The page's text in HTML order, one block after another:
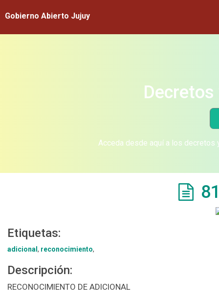
Gobierno Abierto Jujuy
Acceda desde aquí a los
Etiquetas:
adicional , reconocimiento,
Descripción:
RECONOCIMIENTO DE ADICIONAL